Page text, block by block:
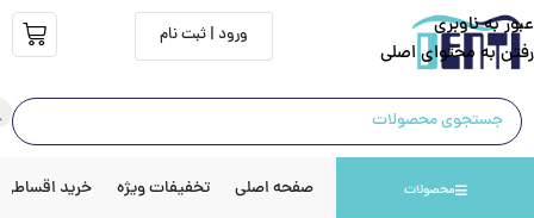
عبور به ناوبری
رفتن به محتوای اصلی
ورود | ثبت نام
محصولات صفحه اصلی تخفیفات ویژه خرید اقساطی